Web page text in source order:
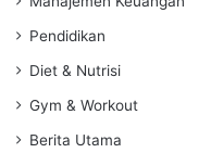
Pendidikan
Diet & Nutrisi
Gym & Workout
Berita Utama